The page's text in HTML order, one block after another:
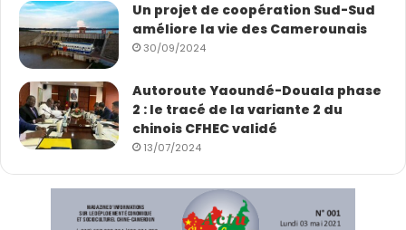
Un projet de coopération Sud-Sud
améliore la vie des Camerounais
30/09/2024
Autoroute Yaoundé-Douala phase
2 : le tracé de la variante 2 du
chinois CFHEC validé
13/07/2024